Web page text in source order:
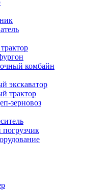
комбайн
экскаватор
трактор
зерновоз